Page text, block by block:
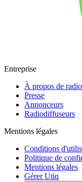
Entreprise
À propos de
Presse
Annonceurs
Radiodiffuseurs
Mentions légales
Conditions
Politique de
Mentions légales
Gérer Utiq